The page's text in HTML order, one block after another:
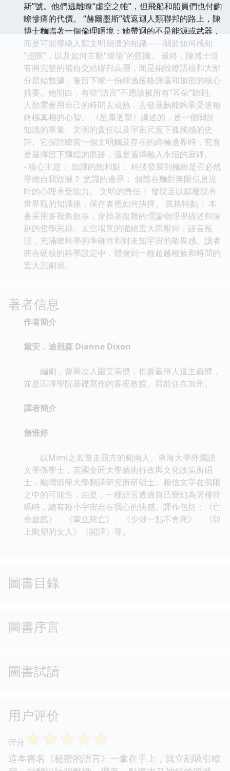
斯”號。他們逃離瞭“虛空之帷”，但飛船和船員們也付齣
瞭慘痛的代價。 “赫爾墨斯”號返迴人類聯邦的路上，陳
博士麵臨著一個倫理睏境：她帶迴的不是能源或武器，
而是可能導緻人類文明崩潰的知識——關於如何感知
“超限”，以及如何主動“退場”的藍圖。 最終，陳博士沒
有將完整的備份交給聯邦高層，而是銷毀瞭語核和大部
分原始數據，隻留下瞭一份經過嚴格篩選和加密的核心
摘要。她明白，有些“語言”不應該被所有“耳朵”聽到。
人類需要用自己的時間去成熟，去發展齣能夠承受這種
終極真相的心智。 《星塵迴響》講述的，是一個關於
知識的重量、文明的責任以及宇宙尺度下孤獨感的史
詩。它探討瞭當一個文明觸及存在的終極邊界時，究竟
是選擇留下輝煌的痕跡，還是選擇融入永恒的寂靜。 --
- 核心主題： 知識的飽和點： 科技發展到極緻是否必然
導緻自我毀滅？ 意識的邊界： 個體在麵對無限信息流
時的心理承受能力。 文明的責任： 發現足以顛覆現有
世界觀的知識後，保存者應如何抉擇。 風格特點： 本
書采用多視角敘事，穿插著復雜的理論物理學描述和深
刻的哲學思辨。太空場景的描繪宏大而壓抑，語言嚴
謹，充滿瞭科學的準確性和對未知宇宙的敬畏感。讀者
將在硬核的科學設定中，體會到一種超越種族和時間的
宏大悲劇感。
著者信息
作者簡介
黛安．迪剋森 Dianne Dixon
編劇，曾兩次入圍艾美奬，也曾贏得人道主義奬，
並是匹澤學院基礎寫作的客座教授。目前住在加州。
譯者簡介
詹惟婷
以Mimi之名遊走四方的颱南人。東海大學外國語
文學係學士，英國金匠大學藝術行政與文化政策所碩
士，颱灣師範大學翻譯研究所研碩士。相信文字在侷限
之中的可能性，由是，一種語言透過自己變幻為另種符
碼時，總有種小宇宙自在我心的快感。譯作包括：《亡
命遊戲》、《華立死亡》、《少做一點不會死》、《卯
上颱塑的女人》（閤譯）等。
圖書目錄
圖書序言
圖書試讀
用户评价
评分 ☆☆☆☆☆
這本書名《秘密的語言》一拿在手上，就立刻吸引瞭